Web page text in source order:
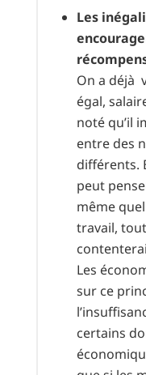
Les
On a déjà
égal,
noté qu’il
entre des
différents.
peut
même
travail,
Les
sur ce
certains